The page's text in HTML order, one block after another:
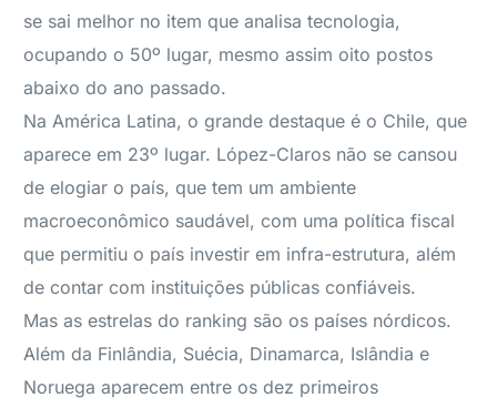
se sai melhor no item que analisa tecnologia,
ocupando o 50º lugar, mesmo assim oito postos
abaixo do ano passado.
Na América Latina, o grande destaque é o Chile, que
aparece em 23º lugar. López-Claros não se cansou
de elogiar o país, que tem um ambiente
macroeconômico saudável, com uma política fiscal
que permitiu o país investir em infra-estrutura, além
de contar com instituições públicas confiáveis.
Mas as estrelas do ranking são os países nórdicos.
Além da Finlândia, Suécia, Dinamarca, Islândia e
Noruega aparecem entre os dez primeiros